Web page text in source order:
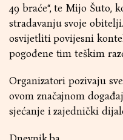
49 braće“, te Mijo Šuto,
stradavanju svoje
osvijetliti povijesni
pogođene tim teškim
Organizatori pozivaju
ovom značajnom
sjećanje i zajednički